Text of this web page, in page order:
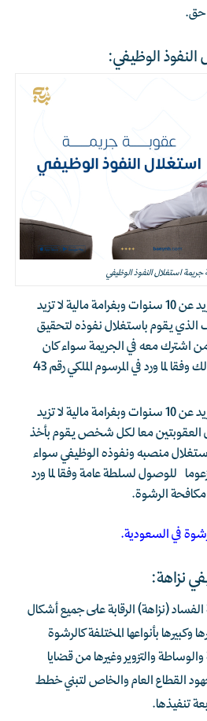
حق.
الوظيفي:
جريمة استغلال النفوذ الوظيفي
يُعاقب بالسجن لمدة لا تزيد عن 10 سنوات وبغرامة مالية لا تزيد
الذي يقوم باستغلال نفوذه لتحقيق
معه في الجريمة سواء كان
وذلك وفقا لما ورد في المرسوم الملكي رقم 43
يُعاقب بالسجن لمدة لا تزيد عن 10 سنوات وبغرامة مالية لا تزيد
العقوبتين معا لكل شخص يقوم بأخذ
منصبه ونفوذه الوظيفي سواء
للوصول لسلطة عامة وفقا لما ورد
مكافحة الرشوة.
في السعودية.
نزاهة:
الفساد (نزاهة) الرقابة على جميع أشكال
وكبيرها بأنواعها المختلفة كالرشوة
والتزوير وغيرها من قضايا
القطاع العام والخاص لتبني خطط
تنفيذها.